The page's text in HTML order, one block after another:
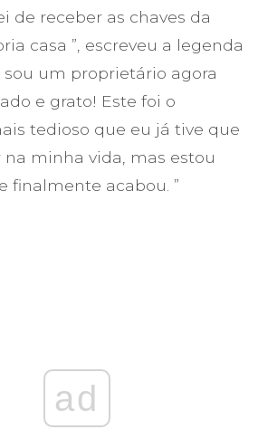
de receber as chaves da
casa ”, escreveu a legenda
sou um proprietário agora
e grato! Este foi o
tedioso que eu já tive que
na minha vida, mas estou
finalmente acabou. ”
ad